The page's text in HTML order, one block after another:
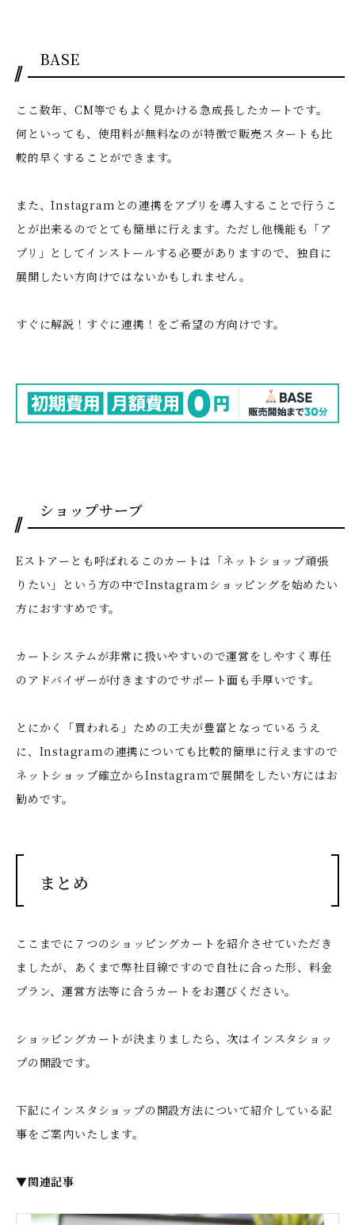
BASE
ここ数年、CM等でもよく見かける急成長したカートです。
何といっても、使用料が無料なのが特徴で販売スタートも比
較的早くすることができます。
また、Instagramとの連携をアプリを導入することで行うこ
とが出来るのでとても簡単に行えます。ただし他機能も「ア
プリ」としてインストールする必要がありますので、独自に
展開したい方向けではないかもしれません。
すぐに解説！すぐに連携！をご希望の方向けです。
ショップサーブ
Eストアーとも呼ばれるこのカートは「ネットショップ頑張
りたい」という方の中でInstagramショッピングを始めたい
方におすすめです。
カートシステムが非常に扱いやすいので運営をしやすく専任
のアドバイザーが付きますのでサポート面も手厚いです。
とにかく「買われる」ための工夫が豊富となっているうえ
に、Instagramの連携についても比較的簡単に行えますので
ネットショップ確立からInstagramで展開をしたい方にはお
勧めです。
まとめ
ここまでに７つのショッピングカートを紹介させていただき
ましたが、あくまで弊社目線ですので自社に合った形、料金
プラン、運営方法等に合うカートをお選びください。
ショッピングカートが決まりましたら、次はインスタショッ
プの開設です。
下記にインスタショップの開設方法について紹介している記
事をご案内いたします。
▼関連記事